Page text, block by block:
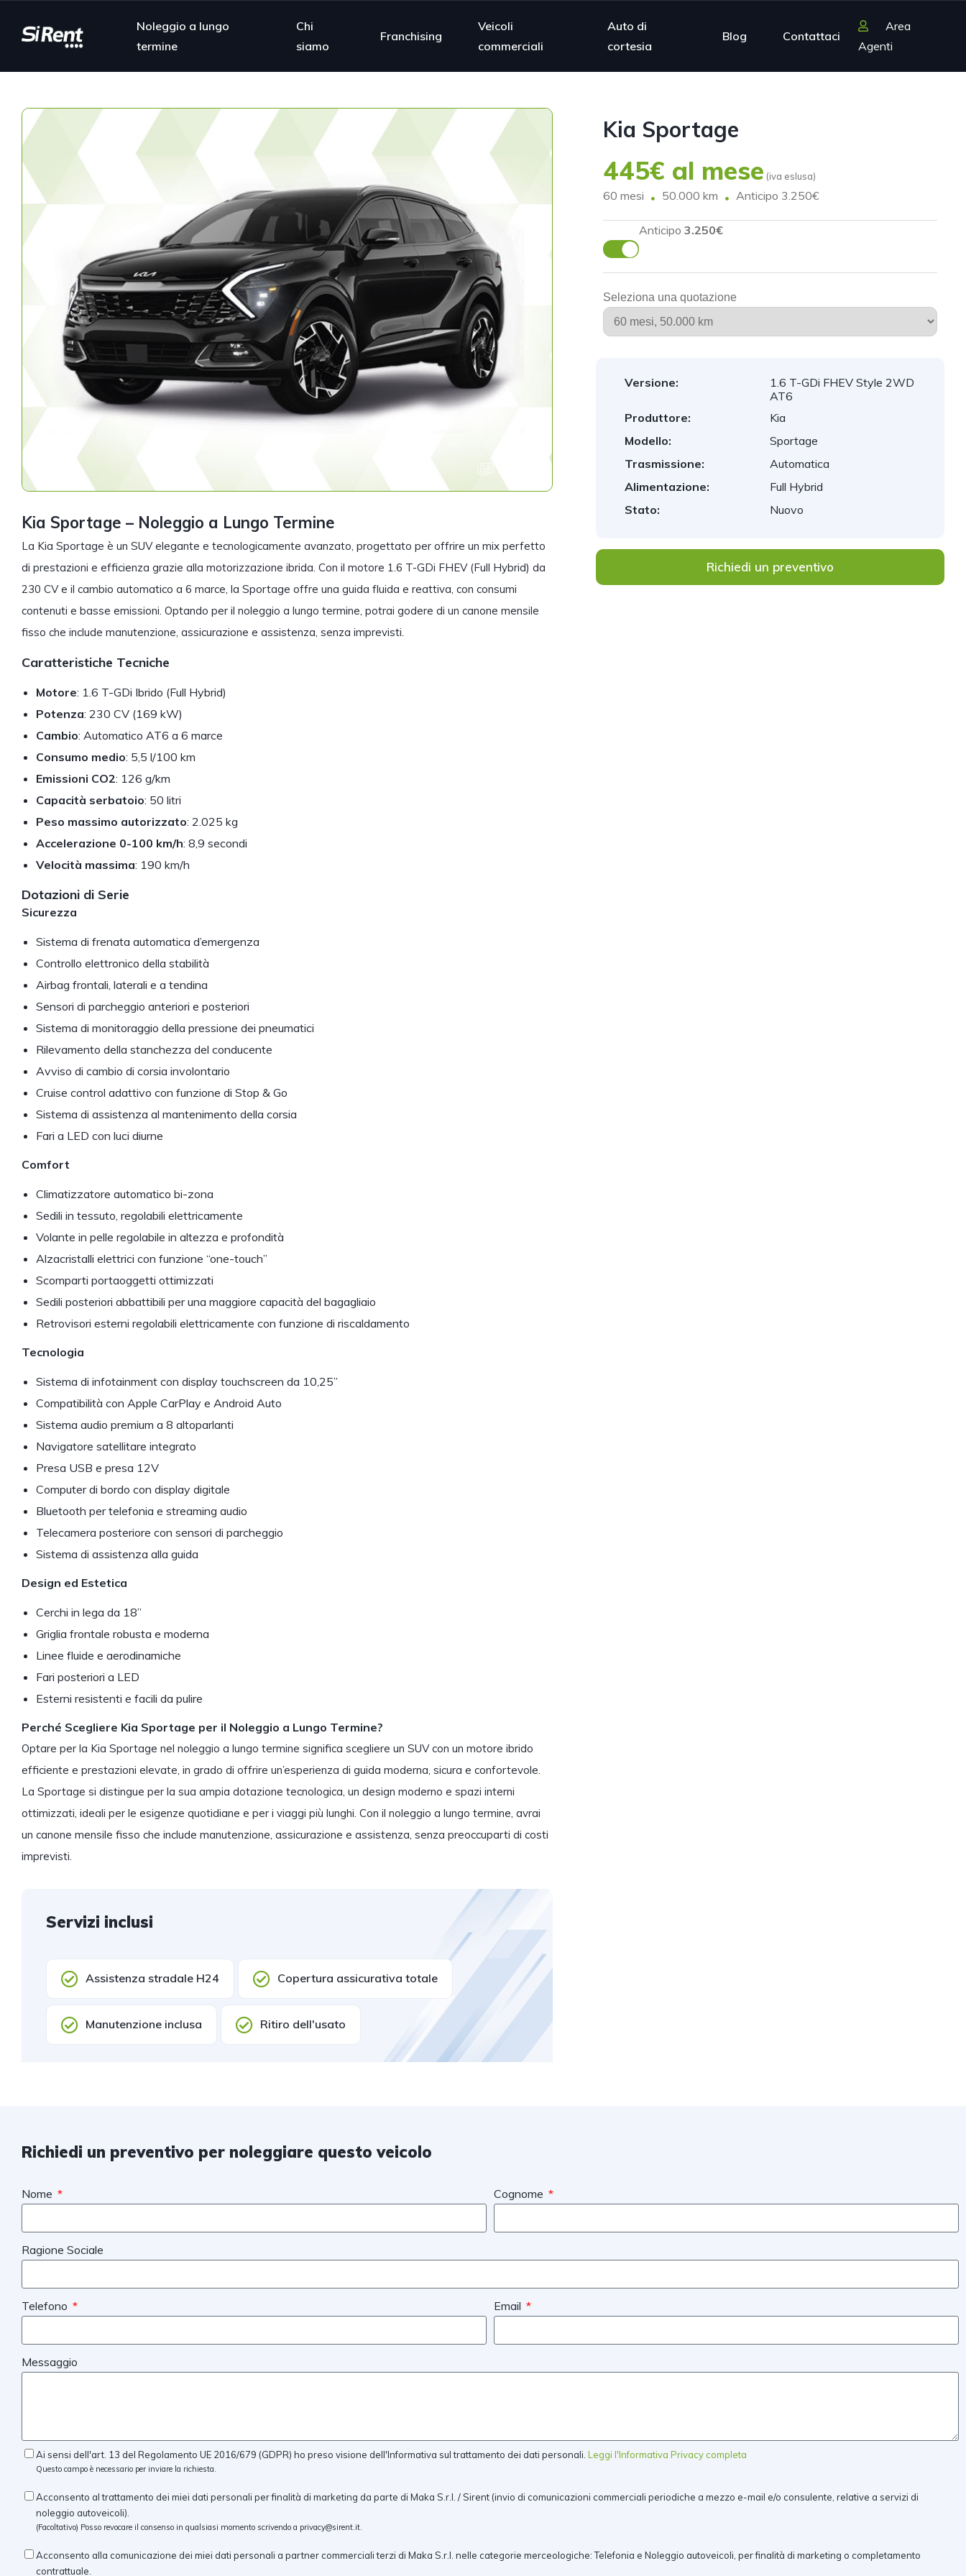
Noleggio a lungo
termine
Chi
siamo
Franchising
Veicoli
commerciali
Auto di
cortesia
Blog Contattaci
Area
Agenti
Kia Sportage
445€ al mese (iva eslusa)
60 mesi 50.000 km Anticipo 3.250€
Anticipo 3.250€
Seleziona una quotazione
Versione:
1.6 T-GDi FHEV Style 2WD
AT6
Produttore:
Kia
Modello:
Sportage
Trasmissione:
Automatica
Alimentazione:
Full Hybrid
Stato:
Nuovo
Richiedi un preventivo
Kia Sportage – Noleggio a Lungo Termine
La Kia Sportage è un SUV elegante e tecnologicamente avanzato, progettato per offrire un mix perfetto
di prestazioni e efficienza grazie alla motorizzazione ibrida. Con il motore 1.6 T-GDi FHEV (Full Hybrid) da
230 CV e il cambio automatico a 6 marce, la Sportage offre una guida fluida e reattiva, con consumi
contenuti e basse emissioni. Optando per il noleggio a lungo termine, potrai godere di un canone mensile
fisso che include manutenzione, assicurazione e assistenza, senza imprevisti.
Caratteristiche Tecniche
Motore: 1.6 T-GDi Ibrido (Full Hybrid)
Potenza: 230 CV (169 kW)
Cambio: Automatico AT6 a 6 marce
Consumo medio: 5,5 l/100 km
Emissioni CO2: 126 g/km
Capacità serbatoio: 50 litri
Peso massimo autorizzato: 2.025 kg
Accelerazione 0-100 km/h: 8,9 secondi
Velocità massima: 190 km/h
Dotazioni di Serie
Sicurezza
Sistema di frenata automatica d’emergenza
Controllo elettronico della stabilità
Airbag frontali, laterali e a tendina
Sensori di parcheggio anteriori e posteriori
Sistema di monitoraggio della pressione dei pneumatici
Rilevamento della stanchezza del conducente
Avviso di cambio di corsia involontario
Cruise control adattivo con funzione di Stop & Go
Sistema di assistenza al mantenimento della corsia
Fari a LED con luci diurne
Comfort
Climatizzatore automatico bi-zona
Sedili in tessuto, regolabili elettricamente
Volante in pelle regolabile in altezza e profondità
Alzacristalli elettrici con funzione “one-touch”
Scomparti portaoggetti ottimizzati
Sedili posteriori abbattibili per una maggiore capacità del bagagliaio
Retrovisori esterni regolabili elettricamente con funzione di riscaldamento
Tecnologia
Sistema di infotainment con display touchscreen da 10,25”
Compatibilità con Apple CarPlay e Android Auto
Sistema audio premium a 8 altoparlanti
Navigatore satellitare integrato
Presa USB e presa 12V
Computer di bordo con display digitale
Bluetooth per telefonia e streaming audio
Telecamera posteriore con sensori di parcheggio
Sistema di assistenza alla guida
Design ed Estetica
Cerchi in lega da 18”
Griglia frontale robusta e moderna
Linee fluide e aerodinamiche
Fari posteriori a LED
Esterni resistenti e facili da pulire
Perché Scegliere Kia Sportage per il Noleggio a Lungo Termine?
Optare per la Kia Sportage nel noleggio a lungo termine significa scegliere un SUV con un motore ibrido
efficiente e prestazioni elevate, in grado di offrire un’esperienza di guida moderna, sicura e confortevole.
La Sportage si distingue per la sua ampia dotazione tecnologica, un design moderno e spazi interni
ottimizzati, ideali per le esigenze quotidiane e per i viaggi più lunghi. Con il noleggio a lungo termine, avrai
un canone mensile fisso che include manutenzione, assicurazione e assistenza, senza preoccuparti di costi
imprevisti.
Servizi inclusi
Assistenza stradale H24 Copertura assicurativa totale
Manutenzione inclusa Ritiro dell'usato
Richiedi un preventivo per noleggiare questo veicolo
Nome Cognome
Ragione Sociale
Telefono Email
Messaggio
Ai sensi dell'art. 13 del Regolamento UE 2016/679 (GDPR) ho preso visione dell'Informativa sul trattamento dei dati personali. Leggi l'Informativa Privacy completa
Questo campo è necessario per inviare la richiesta.
Acconsento al trattamento dei miei dati personali per finalità di marketing da parte di Maka S.r.l. / Sirent (invio di comunicazioni commerciali periodiche a mezzo e-mail e/o consulente, relative a servizi di
noleggio autoveicoli).
(Facoltativo) Posso revocare il consenso in qualsiasi momento scrivendo a privacy@sirent.it.
Acconsento alla comunicazione dei miei dati personali a partner commerciali terzi di Maka S.r.l. nelle categorie merceologiche: Telefonia e Noleggio autoveicoli, per finalità di marketing o completamento
contrattuale.